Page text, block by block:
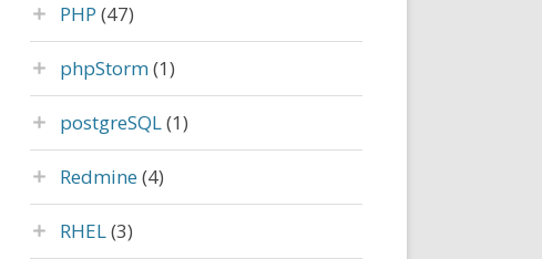
PHP (47)
phpStorm(1)
postgreSQL(1)
Redmine(4)
RHEL(3)